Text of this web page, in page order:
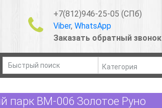
+7(812)946-25-05 (СПб)
Viber, WhatsApp
Заказать обратный звонок
парк ВМ-006 Золотое Руно